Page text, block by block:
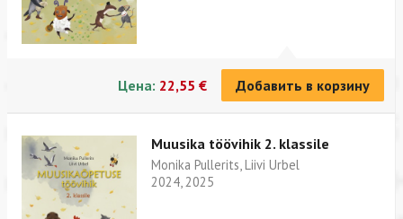
Цена: 22,55 € Добавить в корзину
Muusika töövihik 2. klassile
Monika Pullerits, Liivi Urbel
2024, 2025